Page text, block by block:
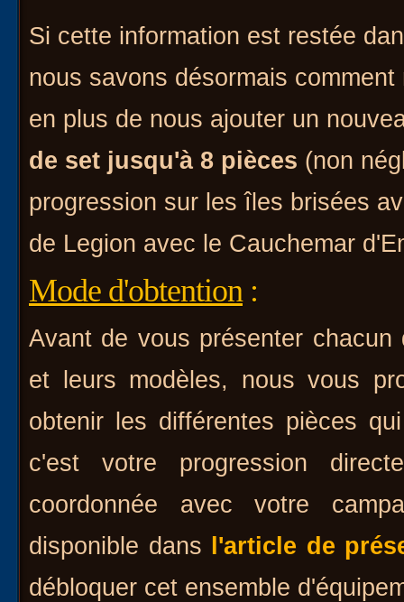
Si cette information est restée
nous savons désormais
en plus de nous ajouter un
de set jusqu'à 8 pièces (non
progression sur les îles brisées
de Legion avec le Cauchemar
Mode d'obtention :
Avant de vous présenter
et leurs modèles, nous vous
obtenir les différentes pièces
c'est votre progression
coordonnée avec votre
disponible dans l'article de
débloquer cet ensemble